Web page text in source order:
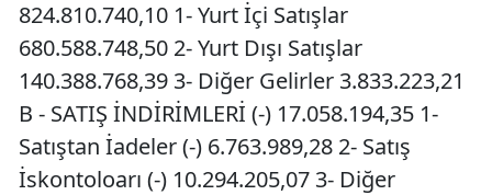
824.810.740,10 1- Yurt İçi Satışlar
680.588.748,50 2- Yurt Dışı Satışlar
140.388.768,39 3- Diğer Gelirler 3.833.223,21
B - SATIŞ İNDİRİMLERİ (-) 17.058.194,35 1-
Satıştan İadeler (-) 6.763.989,28 2- Satış
İskontoloarı (-) 10.294.205,07 3- Diğer